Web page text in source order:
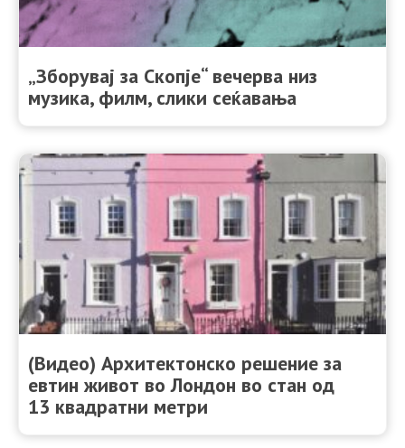
„Зборувај за Скопје“ вечерва низ
музика, филм, слики сеќавања
(Видео) Архитектонско решение за
евтин живот во Лондон во стан од
13 квадратни метри